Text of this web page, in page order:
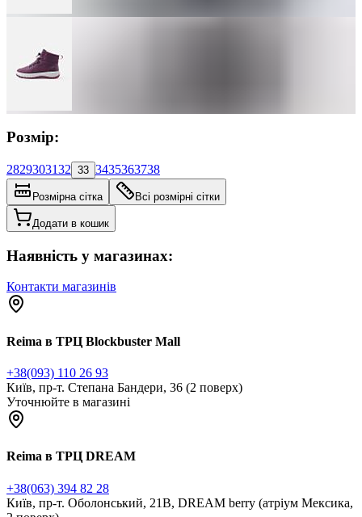
Розмір:
2829303132 33 3435363738
Розмірна сітка Всі розмірні сітки
Додати в кошик
Наявність у магазинах:
Контакти магазинів
Reima в ТРЦ Blockbuster Mall
+38(093) 110 26 93
Київ, пр-т. Степана Бандери, 36 (2 поверх)
Уточнюйте в магазині
Reima в ТРЦ DREAM
+38(063) 394 82 28
Київ, пр-т. Оболонський, 21В, DREAM berry (атріум Мексика,